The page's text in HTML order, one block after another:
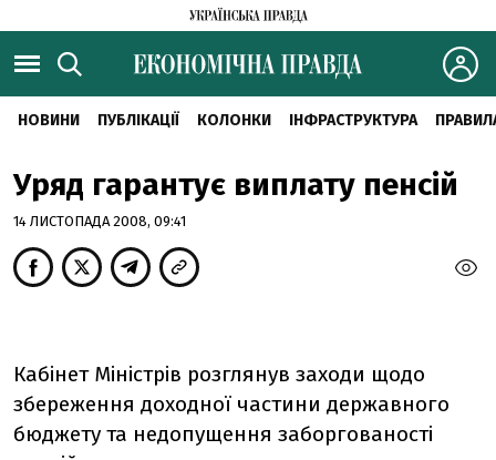
НОВИНИ ПУБЛІКАЦІЇ КОЛОНКИ ІНФРАСТРУКТУРА
Уряд гарантує виплату пенсій
14 ЛИСТОПАДА 2008, 09:41
Кабінет Міністрів розглянув заходи щодо
збереження доходної частини державного
бюджету та недопущення заборгованості